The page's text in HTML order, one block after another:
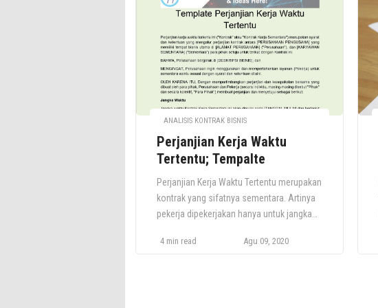
penjualan. Selain itu, tujuan lain dari
perjanjian tersebut adalah untuk
menghilangkan perselisihan yang terkait
[…]
ANALISIS KONTRAK BISNIS
Perjanjian Kerja Waktu
Tertentu; Tempalte
Perjanjian Kerja Waktu Tertentu merupakan
kontrak yang sifatnya sementara. Artinya
pekerja dipekerjakan hanya untuk jangka
digunakan untuk kontrak berbasis proyek
4 min read Agu 09, 2020